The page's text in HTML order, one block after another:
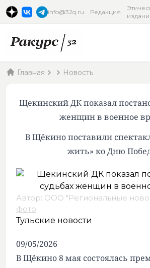
info@32q.ru Редакция
Главная Новость
Щекинский ДК показал
женщин в военное
В Щёкино поставили
жить» ко Дню
Автор: ООО "Региональные
фото.
Тульские новости
09/05/2026
В Щёкино 8 мая состоялась